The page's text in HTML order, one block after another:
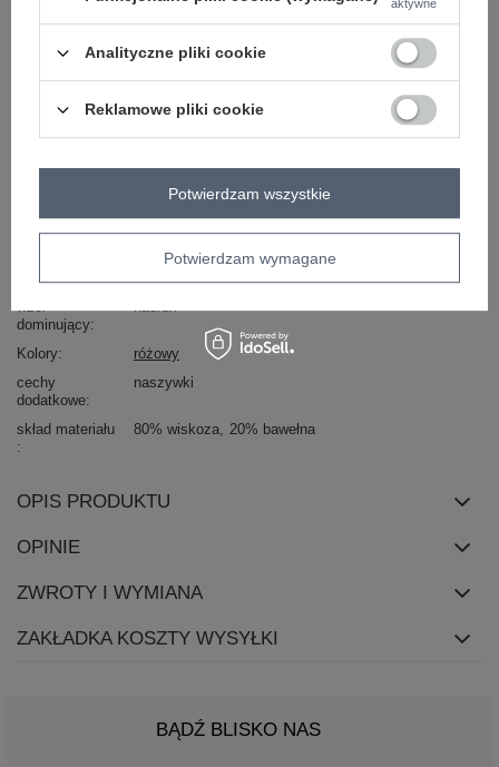
Zobacz wszystkie kolory (+3)
ZALOGUJ SIĘ I ZOBACZ CENĘ
Masz pytanie? Chętnie pomożemy.
dominujący
Kolory
różowy
cechy
dodatkowe
naszywki
skład materiału 80% wiskoza 20% bawełna
OPIS PRODUKTU
OPINIE
ZWROTY I WYMIANA
ZAKŁADKA KOSZTY WYSYŁKI
BĄDŹ BLISKO NAS
aktywne
Analityczne pliki cookie
Reklamowe pliki cookie
Potwierdzam wymagane
Potwierdzam wszystkie